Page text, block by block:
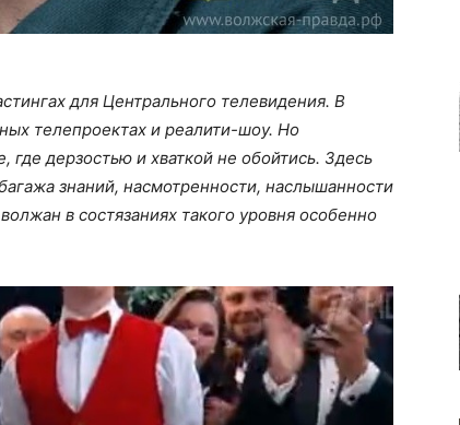
для Центрального телевидения. В
телепроектах и реалити-шоу. Но
дерзостью и хваткой не обойтись. Здесь
знаний, насмотренности, наслышанности
в состязаниях такого уровня особенно